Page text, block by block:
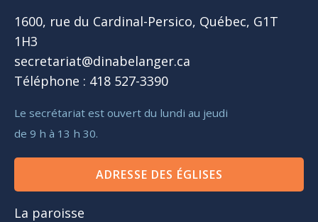
1600, rue du Cardinal-Persico, Québec, G1T
1H3
secretariat@dinabelanger.ca
Téléphone : 418 527-3390
Le secrétariat est ouvert du lundi au jeudi
de 9 h à 13 h 30.
ADRESSE DES ÉGLISES
La paroisse